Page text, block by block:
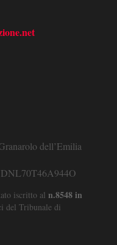
dell’Emilia
iscritto al n.8548 in
del Tribunale di